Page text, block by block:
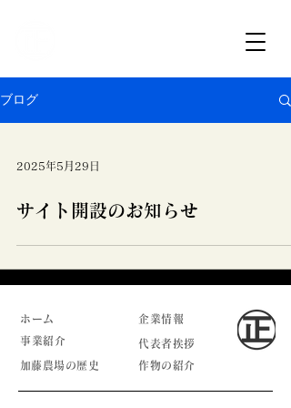
ブログ
2025年5月29日
サイト開設のお知らせ
ホーム
事業紹介
​加藤農場の歴史
企業情報
代表者挨拶
作物の紹介